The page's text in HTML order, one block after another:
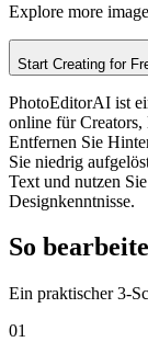
Explore more
Start Creating for
PhotoEditorAI ist
online für Creators,
Entfernen Sie
Sie niedrig
Text und nutzen
Designkenntnisse.
So
Ein praktischer 3-
01